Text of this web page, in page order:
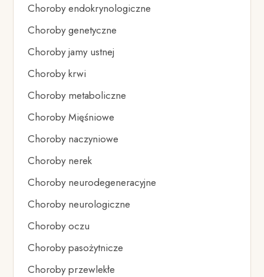
Choroby endokrynologiczne
Choroby genetyczne
Choroby jamy ustnej
Choroby krwi
Choroby metaboliczne
Choroby Mięśniowe
Choroby naczyniowe
Choroby nerek
Choroby neurodegeneracyjne
Choroby neurologiczne
Choroby oczu
Choroby pasożytnicze
Choroby przewlekłe